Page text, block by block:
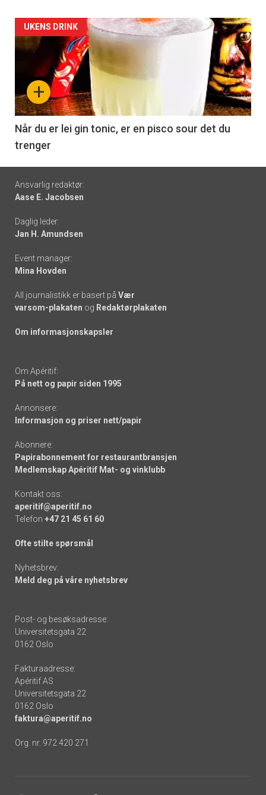
Forsiden
akkurat
nå
-
6
+
UKENS DRINK
Når du er lei gin tonic, er en pisco sour det du
trenger
Footer
-
links
Ansvarlig redaktør:
Aase E. Jacobsen
Daglig leder:
Jan H. Amundsen
Event manager:
Mina Hovden
All journalistikk er basert på Vær
varsom-plakaten og Redaktørplakaten
Om informasjonskapsler
Om Apéritif:
På nett og papir siden 1995
Annonsere:
Informasjon og priser nett/papir
Abonnere:
Papirabonnement for restaurantbransjen
Medlemskap Apéritif Mat- og vinklubb
Kontakt oss:
aperitif@aperitif.no
Telefon +47 21 45 61 60
Ofte stilte spørsmål
Nyhetsbrev:
Meld deg på våre nyhetsbrev
Post- og besøksadresse:
Universitetsgata 22
0162 Oslo
Fakturaadresse:
Apéritif AS
Universitetsgata 22
0162 Oslo
faktura@aperitif.no
Org. nr. 972 420 271